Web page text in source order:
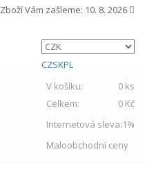
Zboží Vám zašleme: 10. 8. 2026
CZSKPL
V košíku:
0 ks
Celkem:
0 Kč
Internetová sleva:1%
Maloobchodní ceny